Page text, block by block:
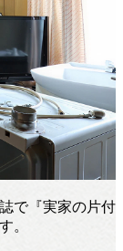
で『実家の片付
。